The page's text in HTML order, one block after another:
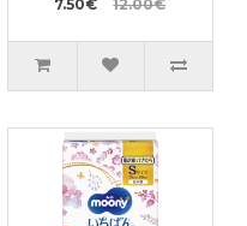
7.50€ 12.00€